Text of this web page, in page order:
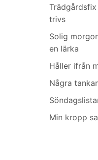
trivs
Solig
en lärka
Håller ifrån
Några
Min kropp